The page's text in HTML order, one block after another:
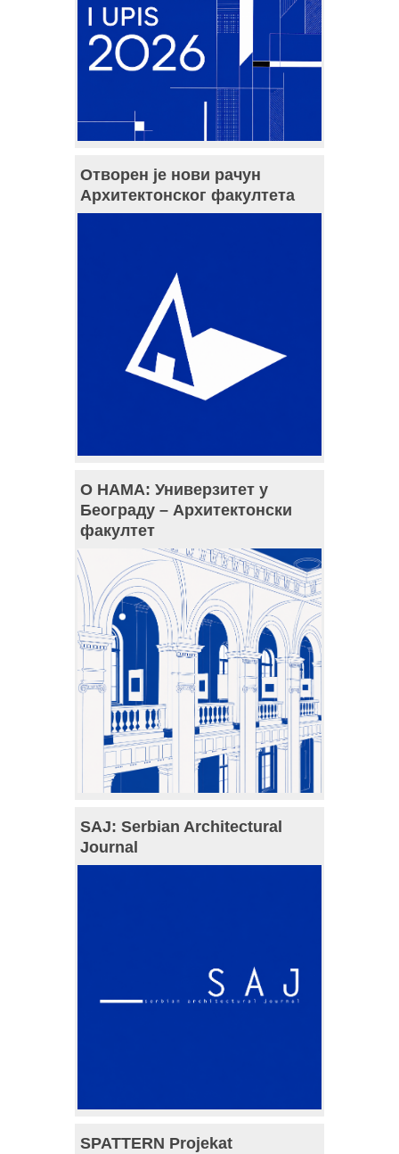
Отворен је нови рачун
Архитектонског факултета
О НАМА: Универзитет у
Београду – Архитектонски
факултет
SAJ: Serbian Architectural
Journal
SPATTERN Projekat